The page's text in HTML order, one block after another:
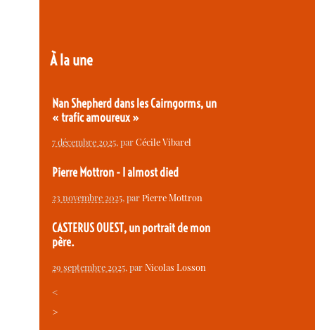
À la une
Nan Shepherd dans les Cairngorms, un
« trafic amoureux »
7 décembre 2025, parCécile Vibarel
Pierre Mottron - I almost died
23 novembre 2025, parPierre Mottron
CASTERUS OUEST, un portrait de mon
père.
29 septembre 2025, parNicolas Losson
<
>